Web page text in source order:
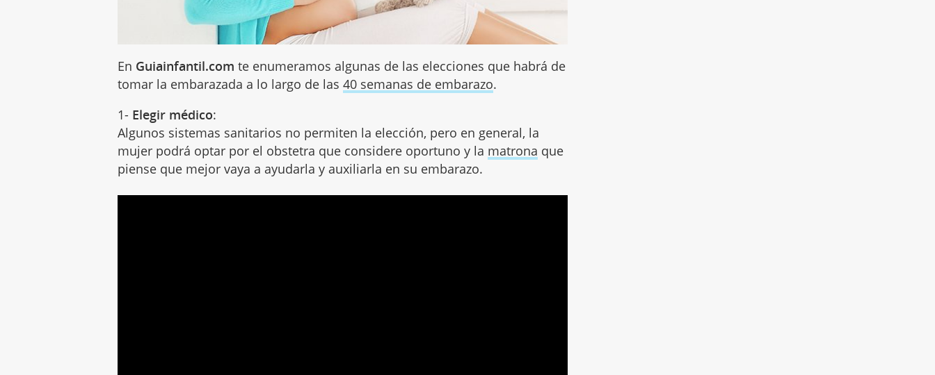
En Guiainfantil.com te enumeramos algunas de las elecciones que habrá de
tomar la embarazada a lo largo de las40 semanas de embarazo.
1- Elegir médico:
Algunos sistemas sanitarios no permiten la elección, pero en general, la
mujer podrá optar por el obstetra que considere oportuno y la matrona que
piense que mejor vaya a ayudarla y auxiliarla en su embarazo.